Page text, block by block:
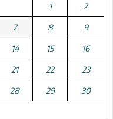
1 2
7 8 9
14 15 16
21 22 23
28 29 30